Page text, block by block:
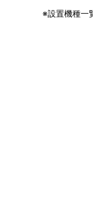
※設置機種一